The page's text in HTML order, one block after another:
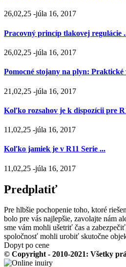
26,02,25 -júla 16, 2017
Pracovný princíp tlakovej regulácie
26,02,25 -júla 16, 2017
Pomocné stojany na plyn: Praktické
21,02,25 -júla 16, 2017
Koľko rozsahov je k dispozícii pre
11,02,25 -júla 16, 2017
Koľko jamiek je v R11 Serie ...
11,02,25 -júla 16, 2017
Predplatiť
Pre hlbšie pochopenie toho, ktoré
bolo pre vás najlepšie, zavolajte nám
sme vám mohli ušetriť čas a
spoločnosť mohli urobiť skutočne
Dopyt po cene
© Copyright - 2010-2021: Všetky